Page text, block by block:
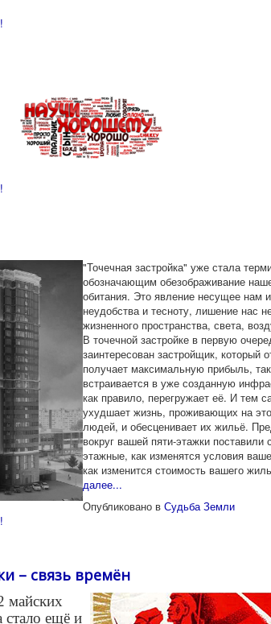
"Точечная застройка" уже стала
обозначающим обезображивание
обитания. Это явление несущее нам
неудобства и тесноту, лишение нас
жизненного пространства, света,
В точечной застройке в первую
заинтересован застройщик, который
получает максимальную прибыль,
встраивается в уже созданную
как правило, перегружает её. И тем
ухудшает жизнь, проживающих на
людей, и обесценивает их жильё.
вокруг вашей пяти-этажки поставили
этажные, как изменятся условия
как изменится стоимость вашего
далее...
Опубликовано в Судьба Земли
– связь времён
майских
стало ещё и